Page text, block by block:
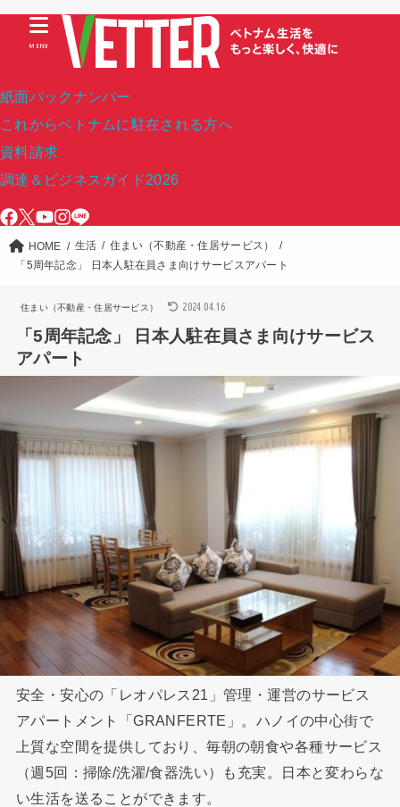
紙面バックナンバー
これからベトナムに駐在される方へ
資料請求
調達＆ビジネスガイド2026
MENU
HOME 生活
住まい（不動産・住居サービス）
「5周年記念」 日本人駐在員さま向けサービスアパート
住まい（不動産・住居サービス） 2024.04.16
「5周年記念」 日本人駐在員さま向けサービス
アパート
安全・安心の「レオパレス21」管理・運営のサービス
アパートメント「GRANFERTE」。ハノイの中心街で
上質な空間を提供しており、毎朝の朝食や各種サービス
（週5回：掃除/洗濯/食器洗い）も充実。日本と変わらな
い生活を送ることができます。